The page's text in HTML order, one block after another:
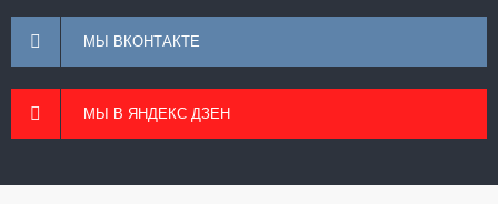
МЫ ВКОНТАКТЕ
МЫ В ЯНДЕКС ДЗЕН